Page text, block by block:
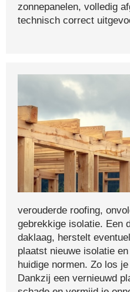
zonnepanelen, volledig
technisch correct
verouderde roofing,
gebrekkige isolatie. Een
daklaag, herstelt
plaatst nieuwe isolatie
huidige normen. Zo los
Dankzij een vernieuwd